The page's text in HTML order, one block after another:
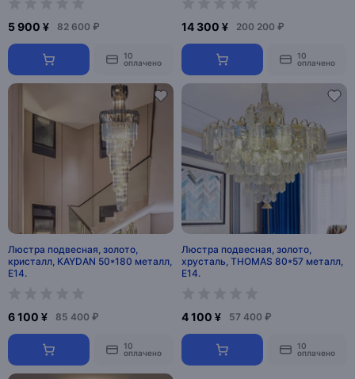
5 900 ¥ 82 600 ₽
10
оплачено
14 300 ¥ 200 200 ₽
10
оплачено
Люстра подвесная, золото,
кристалл, KAYDAN 50*180 металл,
E14.
6 100 ¥ 85 400 ₽
10
оплачено
Люстра подвесная, золото,
хрусталь, THOMAS 80*57 металл,
E14.
4 100 ¥ 57 400 ₽
10
оплачено